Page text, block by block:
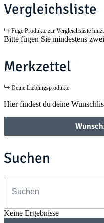
Vergleichsliste
Füge Produkte zur Vergleichsliste
Bitte fügen Sie mindestens
Merkzettel
Deine Lieblingsprodukte
Hier findest du deine
Suchen
Keine Ergebnisse